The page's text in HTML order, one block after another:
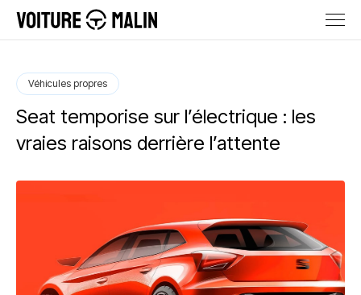
Véhicules propres
Seat temporise sur l’électrique : les
vraies raisons derrière l’attente